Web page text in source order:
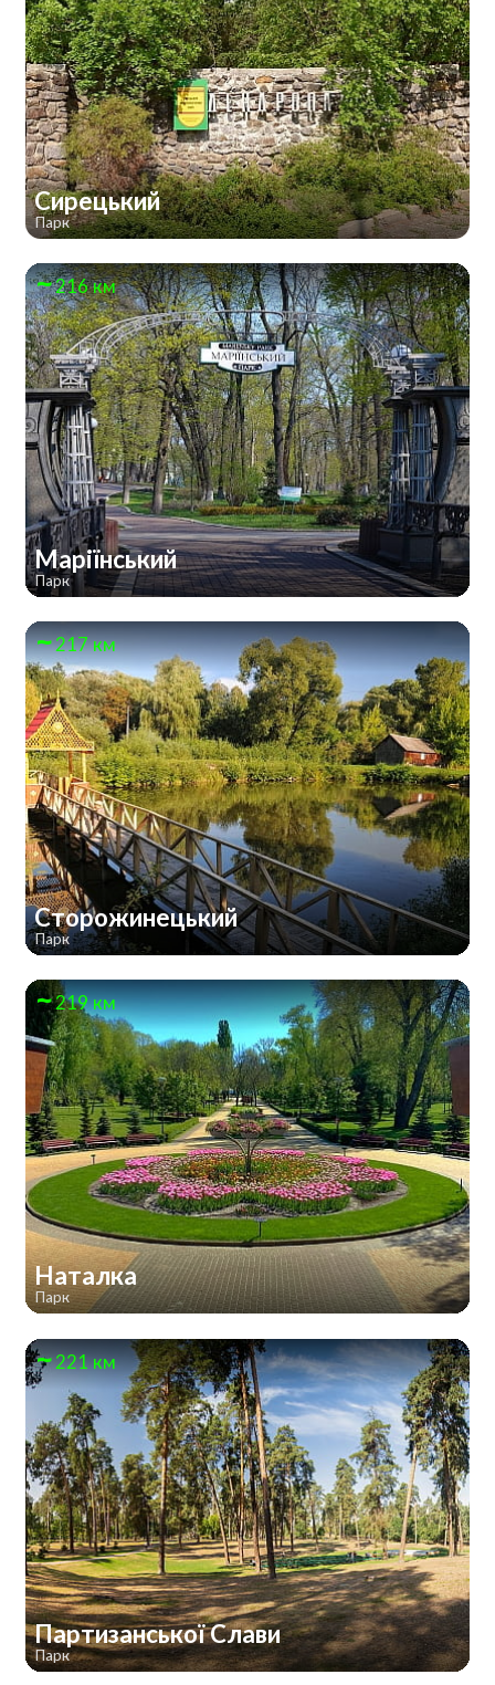
Сирецький
Парк
216 км
Маріїнський
Парк
217 км
Сторожинецький
Парк
219 км
Наталка
Парк
221 км
Партизанської Слави
Парк